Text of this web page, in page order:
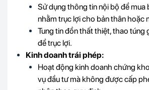
Sử dụng thông tin nội bộ để mua
nhằm trục lợi cho bản thân hoặc
Tung tin đồn thất thiệt, thao túng
để trục lợi.
Kinh doanh trái phép:
Hoạt động kinh doanh chứng
vụ đầu tư mà không được cấp